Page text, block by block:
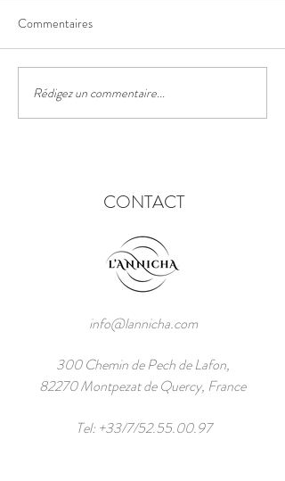
Le festival des lanternes
chinoises
Commentaires
Rédigez un commentaire...
CONTACT
info@lannicha.com
300 Chemin de Pech de Lafon,
82270 Montpezat de Quercy, France
Tel: +33/7/52.55.00.97